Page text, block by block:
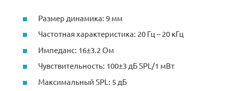
Размер динамика: 9 мм
Частотная характеристика: 20 Гц – 20 кГц
Импеданс: 16±3.2 Ом
Чувствительность: 100±3 дБ SPL/1 мВт
Максимальный SPL: 5 дБ